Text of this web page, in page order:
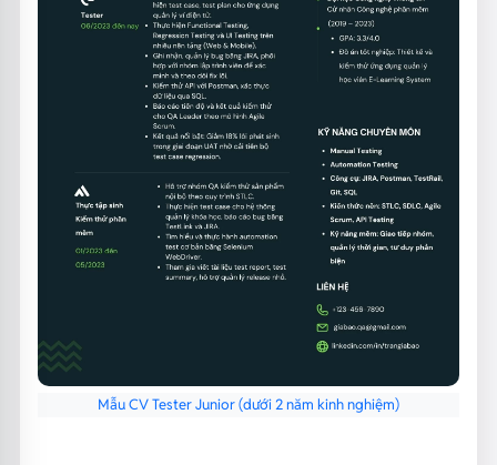
Mẫu CV Tester Junior (dưới 2 năm kinh nghiệm)